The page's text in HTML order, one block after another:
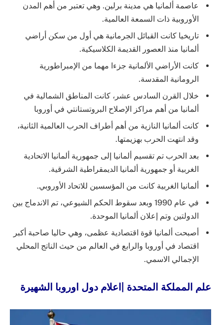
عاصمة ألمانيا هي مدينة برلين. وهي تعتبر من أهم المدن
الأوروبية ذات السمعة العالمية.
تاريخيا كانت القبائل الجرمانية هي أول من سكن أراضي
ألمانيا منذ العصور القديمة الكلاسيكية.
كانت الأراضي الألمانية جزءا مهما من الإمبراطورية
الرومانية المقدسة.
خلال القرن السادس عشر، كانت المناطق الشمالية في
ألمانيا من أهم مراكز الإصلاح البروتستانتي في أوروبا
كانت ألمانيا النازية من أهم أطراف الحرب العالمية الثانية،
وقد انتهت الحرب بهزيمتها.
بعد الحرب تم تقسيم ألمانيا إلى جمهورية ألمانيا الاتحادية
الغربية أو جمهورية ألمانيا الديمقراطية الشرقية.
ألمانيا الغربية كانت من المؤسسين للاتحاد الأوروبي.
في عام 1990 وبعد سقوط الحكم الشيوعي، تم الاندماج بين
الدولتين وتم إعلان ألمانيا الموحدة.
أصبحت ألمانيا قوة اقتصادية عظمى، وهي حاليا صاحبة أكبر
اقتصاد في أوروبا والرابع في العالم من حيث الناتج المحلي
الإجمالي الاسمي.
علم المملكة المتحدة |اعلام دول اوروبا الشهيرة